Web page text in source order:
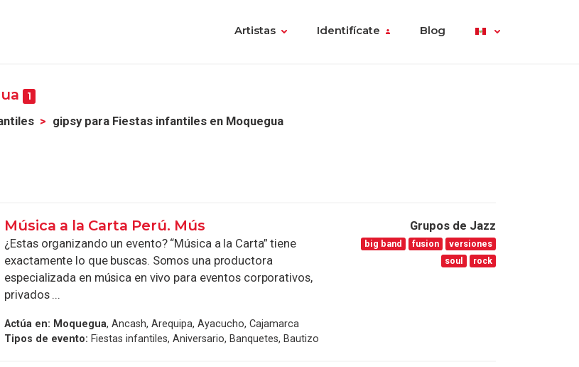
Artistas Identifícate Blog
1
gipsy para Fiestas infantiles en Moquegua
Música a la Carta Perú. Mús
¿Estas organizando un evento? “Música a la Carta” tiene
exactamente lo que buscas. Somos una productora
especializada en música en vivo para eventos corporativos,
privados ...
Actúa en: Moquegua, Ancash, Arequipa, Ayacucho, Cajamarca
Tipos de evento: Fiestas infantiles, Aniversario, Banquetes, Bautizo
Grupos de Jazz
big band fusion
versiones
soul
rock